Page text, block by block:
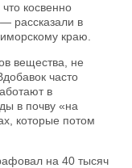
косвенно
рассказали в
краю.
вещества, не
часто
в
в почву «на
которые потом
на 40 тысяч